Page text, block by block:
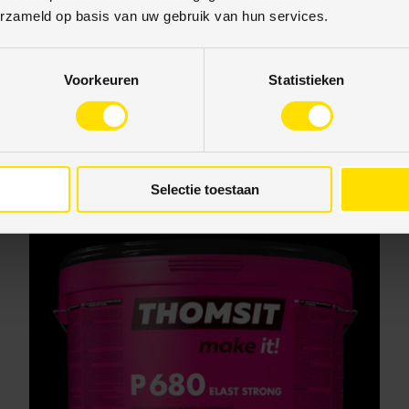
op basis van uw gebruik van hun services.
Voorkeuren Statistieken
Selectie toestaan
Thomsit OS PVC projectegaline 25 kg
€33,50
Eenheid prijs
/kg